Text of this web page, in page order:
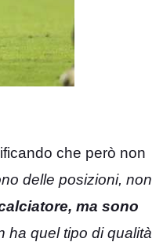
che però non
delle posizioni, non
ma sono
ha quel tipo di qualità